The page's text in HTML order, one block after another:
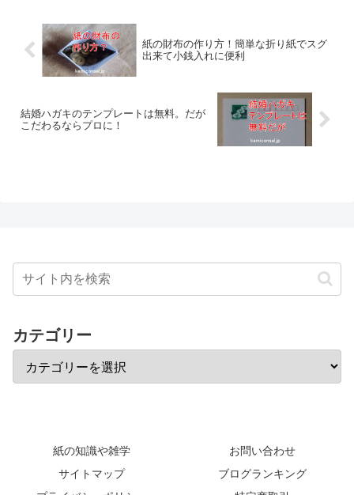
紙の財布の作り方！簡単な折り紙でスグ
出来て小銭入れに便利
結婚ハガキのテンプレートは無料。だが
こだわるならプロに！
カテゴリー
紙の知識や雑学
お問い合わせ
サイトマップ
ブログランキング